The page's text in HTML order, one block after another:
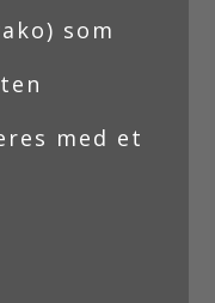
som
med et